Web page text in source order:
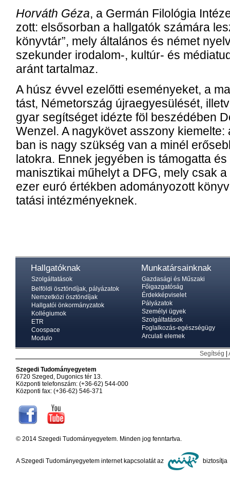
Hor­váth Gé­za, a Ger­mán Fi­lo­ló­gia
zott: első­sor­ban a hall­ga­tók szá­má­ra
könyv­tár”, mely ál­ta­lá­nos és né­met
sze­kun­der iro­da­lom-, kultúr- és
aránt tar­tal­maz.
A húsz év­vel ezelőt­ti ese­mé­nye­ket, a
tást, Né­met­or­szág új­ra­egye­sü­lé­sét,
gyar se­gít­sé­get idéz­te föl be­szé­dé­ben
Wenzel. A nagy­kö­vet as­­szony
ban is nagy szük­ség van a mi­nél
la­tok­ra. En­nek je­gyé­ben is tá­mo­gat­ta
ma­nisz­ti­kai mű­helyt a DFG, mely csak
ezer euró ér­ték­ben ado­má­nyo­zott
tatási in­téz­mé­nyek­nek.
Hallgatóknak
Szolgáltatások
Belföldi ösztöndíjak, pályázatok
Nemzetközi ösztöndíjak
Hallgatói önkormányzatok
Kollégiumok
ETR
Coospace
Modulo
Munkatársainknak
Gazdasági és Műszaki
Főigazgatóság
Érdekképviselet
Pályázatok
Személyi ügyek
Szolgáltatások
Foglalkozás-egészségügy
Arculati elemek
Segítség
Szegedi Tudományegyetem
6720 Szeged, Dugonics tér 13.
Központi telefonszám: (+36-62) 544-000
Központi fax: (+36-62) 546-371
© 2014 Szegedi Tudományegyetem. Minden jog fenntartva.
A Szegedi Tudományegyetem internet kapcsolatát az biztosítja